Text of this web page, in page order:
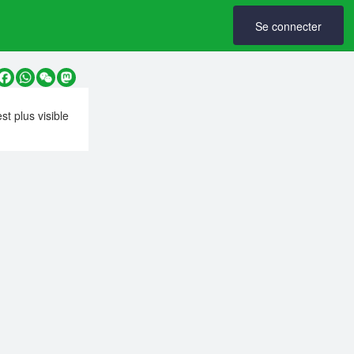
Se connecter
Facebook
WhatsApp
WeChatMastodon
plus visible